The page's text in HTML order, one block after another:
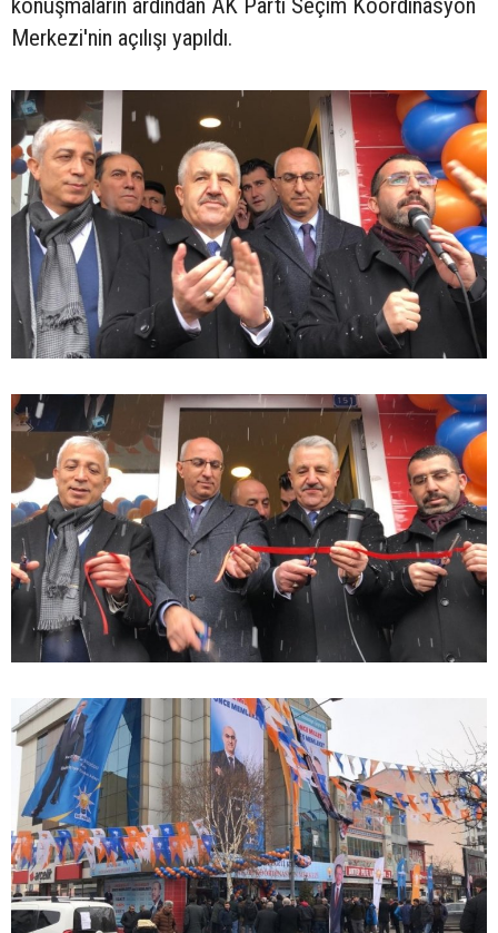
konuşmaların ardından AK Parti Seçim Koordinasyon
Merkezi'nin açılışı yapıldı.